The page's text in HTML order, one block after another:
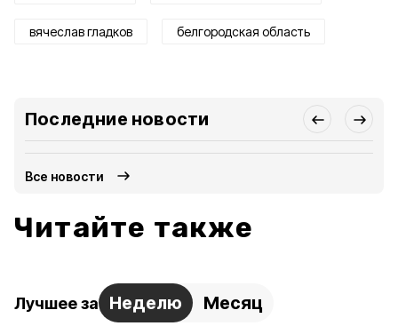
вячеслав гладков белгородская область
Последние новости
Все новости
Читайте также
Лучшее за Неделю Месяц